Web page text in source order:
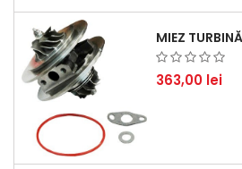
363,00 lei